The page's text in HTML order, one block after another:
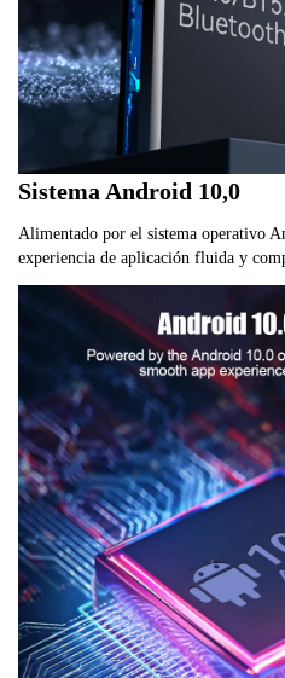
Sistema Android 10,0
Alimentado por el sistema operativo
experiencia de aplicación fluida y